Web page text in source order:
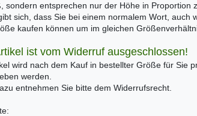
sondern entsprechen nur der Höhe in Proportion
sich, dass Sie bei einem normalem Wort, auch
kaufen können um im gleichen
ist vom Widerruf ausgeschlossen!
wird nach dem Kauf in bestellter Größe für Sie
werden.
entnehmen Sie bitte dem Widerrufsrecht.